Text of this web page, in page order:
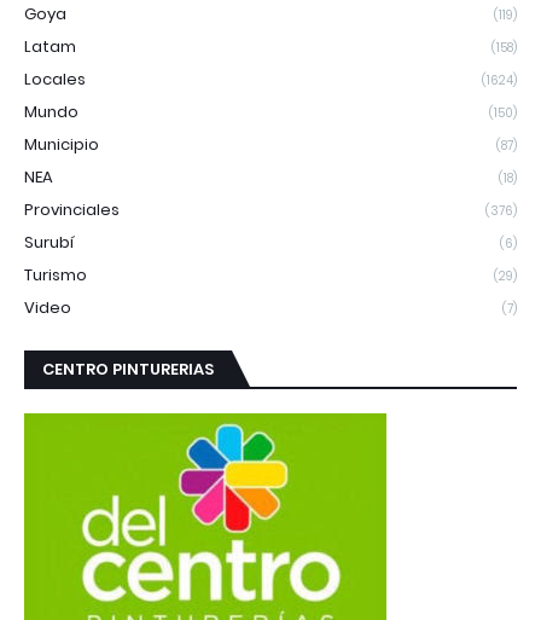
Goya (119)
Latam (158)
Locales (1624)
Mundo (150)
Municipio (87)
NEA (18)
Provinciales (376)
Surubí (6)
Turismo (29)
Video (7)
CENTRO PINTURERIAS